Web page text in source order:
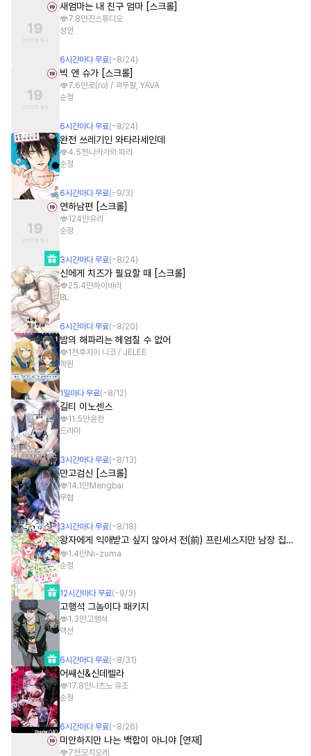
새엄마는 내 친구 엄마 [스크롤]
7.8만진스튜디오
성인
6시간마다 무료(~8/24)
빅 앤 슈가 [스크롤]
7.6만로(ro) / 곽두팔, YAVA
순정
6시간마다 무료(~8/24)
완전 쓰레기인 와타라세인데
4.5천 나카가와 파리
순정
6시간마다 무료(~9/3)
연하남편 [스크롤]
124만유리
순정
3시간마다 무료(~8/24)
신에게 치즈가 필요할 때 [스크롤]
25.4만하이바라
BL
6시간마다 무료(~8/20)
밤의 해파리는 헤엄칠 수 없어
1천후지이 니코 / JELEE
학원
1 일마다 무료(~8/12)
길티 이노센스
11.5만윤한
드라마
3시간마다 무료(~8/13)
만고검신 [스크롤]
14.1만 Mengbai
무협
3시간마다 무료(~8/18)
왕자에게 익애받고 싶지 않아서 전(前) 프린세스지만 남장 집사가 되겠습니다!
1.4만 Ni-zuma
순정
12시간마다 무료(~9/3)
고행석 그놈이다 패키지
1.3만고행석
액션
6시간마다 무료(~8/31 )
어쌔신&신데렐라
17.8만나츠노 유조
순정
6시간마다 무료(~8/26)
미안하지만 나는 백합이 아니야 [연재]
7천모치오레